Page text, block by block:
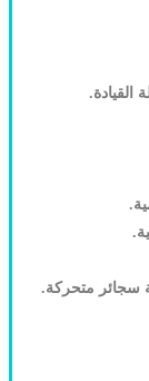
سجائر متحركة.